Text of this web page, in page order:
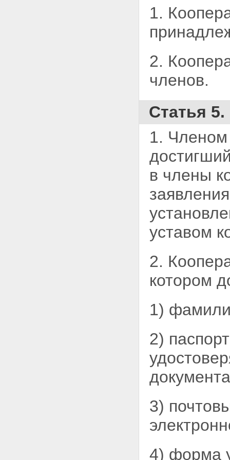
1.
2.
членов.
Статья
1. Членом
в члены
уставом
2.
котором
1)
2)
3)
4) форма